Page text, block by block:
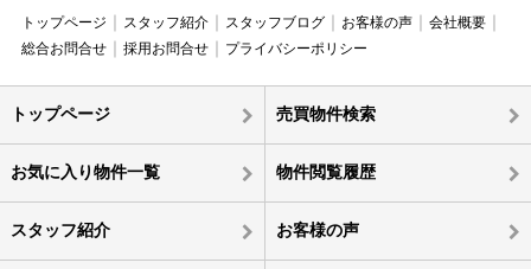
トップページ スタッフ紹介 スタッフブログ お客様の声
会社概要
総合お問合せ
採用お問合せ プライバシーポリシー
トップページ 売買物件検索
お気に入り物件一覧 物件閲覧履歴
スタッフ紹介 お客様の声